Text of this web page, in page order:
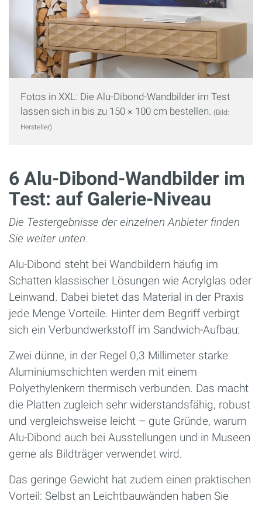
Fotos in XXL: Die Alu-Dibond-Wandbilder im Test
lassen sich in bis zu 150 × 100 cm bestellen. (Bild:
Hersteller)
6 Alu-Dibond-Wandbilder im
Test: auf Galerie-Niveau
Die Testergebnisse der einzelnen Anbieter finden
Sie weiter unten.
Alu-Dibond steht bei Wandbildern häufig im
Schatten klassischer Lösungen wie Acrylglas oder
Leinwand. Dabei bietet das Material in der Praxis
jede Menge Vorteile. Hinter dem Begriff verbirgt
sich ein Verbundwerkstoff im Sandwich-Aufbau:
Zwei dünne, in der Regel 0,3 Millimeter starke
Aluminiumschichten werden mit einem
Polyethylenkern thermisch verbunden. Das macht
die Platten zugleich sehr widerstandsfähig, robust
und vergleichsweise leicht – gute Gründe, warum
Alu-Dibond auch bei Ausstellungen und in Museen
gerne als Bildträger verwendet wird.
Das geringe Gewicht hat zudem einen praktischen
Vorteil: Selbst an Leichtbauwänden haben Sie